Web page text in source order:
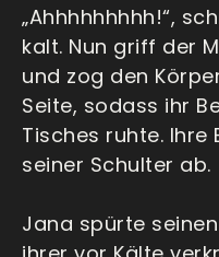
„Ahhhhhhhhh!“,
kalt. Nun griff der
und zog den
Seite, sodass ihr
Tisches ruhte. Ihre
seiner Schulter ab.
Jana spürte